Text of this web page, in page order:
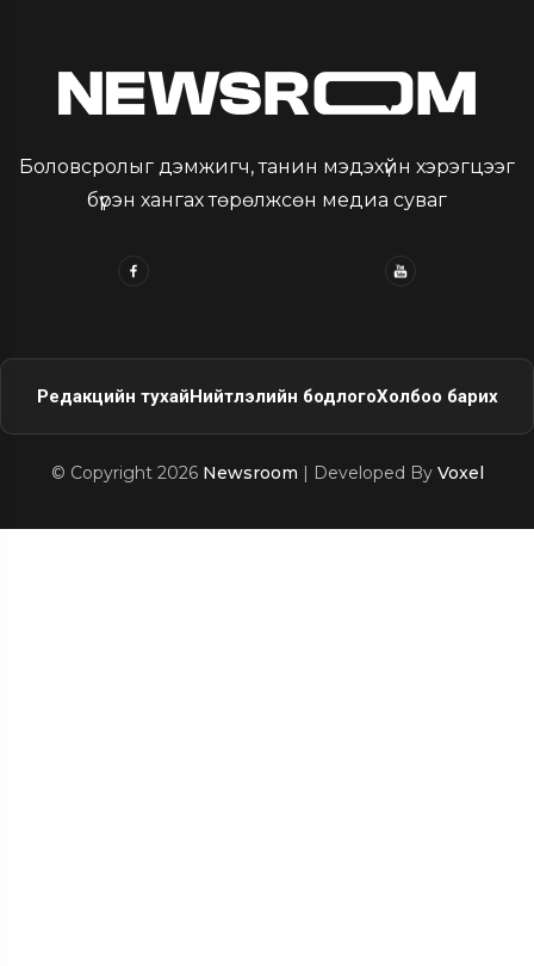
Боловсролыг дэмжигч, танин мэдэхүйн хэрэгцээг
бүрэн хангах төрөлжсөн медиа суваг
Редакцийн тухайНийтлэлийн бодлогоХолбоо барих
© Copyright 2026 Newsroom | Developed By Voxel